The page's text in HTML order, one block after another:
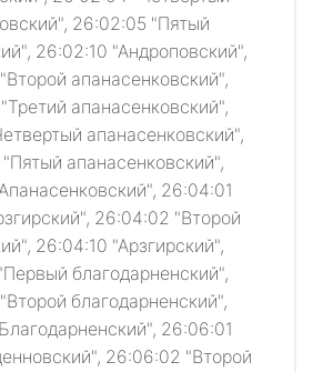
26:02:05 "Пятый
26:02:10 "Андроповский",
апанасенковский",
апанасенковский",
апанасенковский",
апанасенковский",
26:04:01
26:04:02 "Второй
26:04:10 "Арзгирский",
благодарненский",
благодарненский",
26:06:01
26:06:02 "Второй